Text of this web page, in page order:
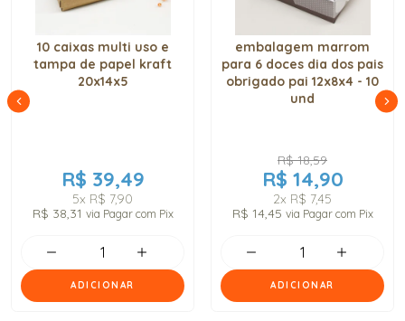
10 caixas multi uso e
tampa de papel kraft
20x14x5
R$ 39,49
5x R$ 7,90
R$ 38,31 via Pagar com Pix
ADICIONAR
embalagem marrom
para 6 doces dia dos pais
obrigado pai 12x8x4 - 10
und
R$ 18,59
R$ 14,90
2x R$ 7,45
R$ 14,45 via Pagar com Pix
ADICIONAR